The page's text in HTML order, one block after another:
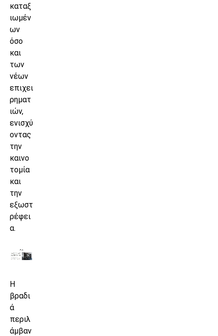
καταξ
ιωμέν
ων
όσο
και
των
νέων
επιχει
ρηματ
ιών,
ενισχύ
οντας
την
καινο
τομία
και
την
εξωστ
ρέφει
α.
Η
βραδι
ά
περιλ
άμβαν